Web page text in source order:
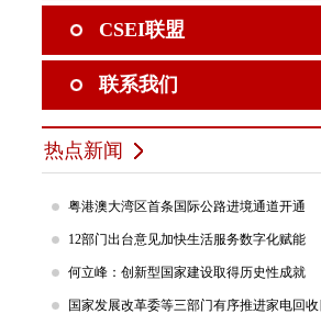
CSEI联盟
联系我们
热点新闻
粤港澳大湾区首条国际公路进境通道开通
12部门出台意见加快生活服务数字化赋能
何立峰：创新型国家建设取得历史性成就